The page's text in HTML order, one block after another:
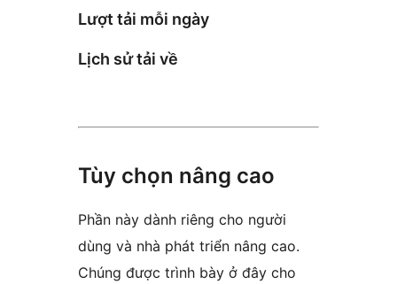
Lượt tải mỗi ngày
Lịch sử tải về
Tùy chọn nâng cao
Phần này dành riêng cho người
dùng và nhà phát triển nâng cao.
Chúng được trình bày ở đây cho